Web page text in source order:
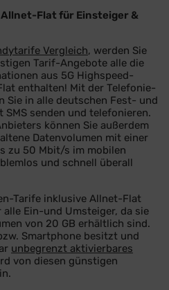
Flat für Einsteiger &
Vergleich, werden Sie
Tarif-Angebote alle die
aus 5G Highspeed-
enthalten! Mit der Telefonie-
Sie in alle deutschen Fest- und
senden und telefonieren.
können Sie außerdem
Datenvolumen mit einer
zu 50 Mbit/s im mobilen
und schnell überall
Tarife inklusive Allnet-Flat
Ein-und Umsteiger, da sie
von 20 GB erhältlich sind.
Smartphone besitzt und
unbegrenzt aktivierbares
von diesen günstigen